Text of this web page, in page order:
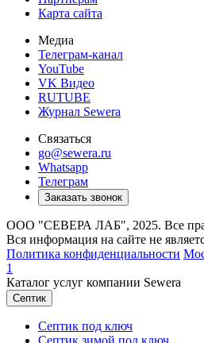
Карта сайта
Медиа
Телеграм-канал
YouTube
VK Видео
RUTUBE
Журнал Sewera
Связаться
go@sewera.ru
Whatsapp
Телеграм
Заказать звонок
ООО "СЕВЕРА ЛАБ", 2025. Все
Вся информация на сайте не
Политика конфиденциальности
1
Каталог услуг компании Sewera
Септик
Септик под ключ
Септик зимой под ключ